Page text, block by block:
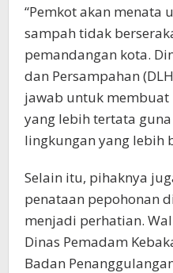
“Pemkot akan menata
sampah tidak
pemandangan kota.
dan Persampahan
jawab untuk membuat
yang lebih tertata
lingkungan yang lebih
Selain itu, pihaknya
penataan pepohonan
menjadi perhatian.
Dinas Pemadam
Badan